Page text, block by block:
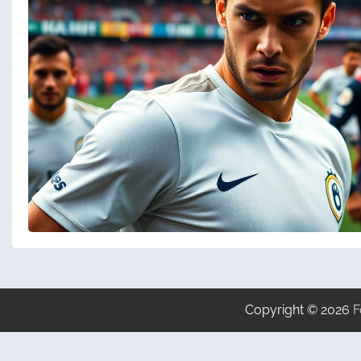
Copyright © 2026